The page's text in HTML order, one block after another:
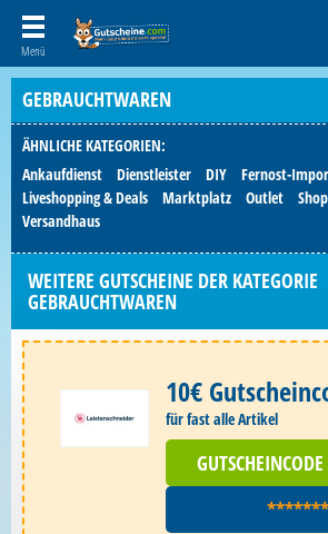
GEBRAUCHTWAREN
ÄHNLICHE KATEGORIEN:
Ankaufdienst
Dienstleister DIY Fernost-
Liveshopping & Deals
Marktplatz Outlet
Versandhaus
WEITERE GUTSCHEINE DER KATEGORIE
GEBRAUCHTWAREN
10€
für fast alle Artikel